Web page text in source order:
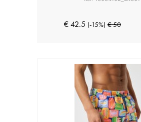
€ 42.5 (-15%) € 50